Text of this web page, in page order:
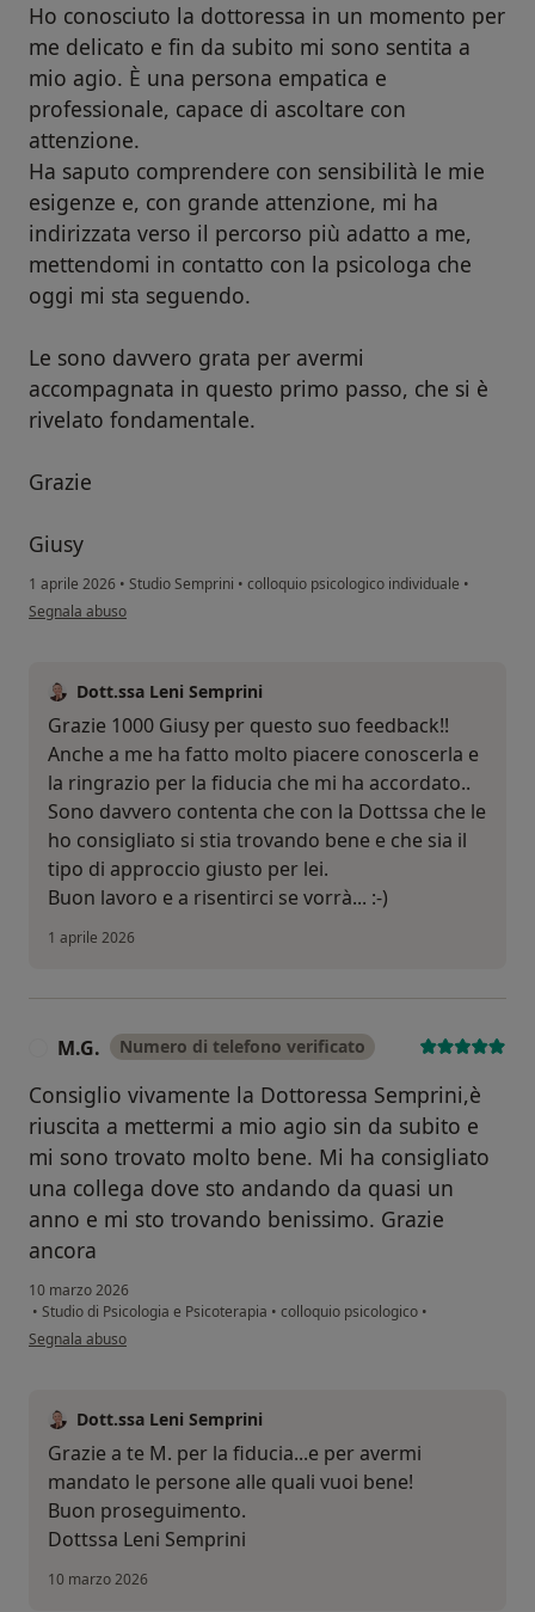
Ho conosciuto la dottoressa in un momento per
me delicato e fin da subito mi sono sentita a
mio agio. È una persona empatica e
professionale, capace di ascoltare con
attenzione.
Ha saputo comprendere con sensibilità le mie
esigenze e, con grande attenzione, mi ha
indirizzata verso il percorso più adatto a me,
mettendomi in contatto con la psicologa che
oggi mi sta seguendo.
Le sono davvero grata per avermi
accompagnata in questo primo passo, che si è
rivelato fondamentale.
Grazie
Giusy
1 aprile 2026 • Studio Semprini • colloquio psicologico individuale •
secondo l'opinione dell'utente Giusy
Segnala abuso
Dott.ssa Leni Semprini
Grazie 1000 Giusy per questo suo feedback!!
Anche a me ha fatto molto piacere conoscerla e
la ringrazio per la fiducia che mi ha accordato..
Sono davvero contenta che con la Dottssa che le
ho consigliato si stia trovando bene e che sia il
tipo di approccio giusto per lei.
Buon lavoro e a risentirci se vorrà... :-)
1 aprile 2026
M.G. Numero di telefono verificato
Consiglio vivamente la Dottoressa Semprini,è
riuscita a mettermi a mio agio sin da subito e
mi sono trovato molto bene. Mi ha consigliato
una collega dove sto andando da quasi un
anno e mi sto trovando benissimo. Grazie
ancora
10 marzo 2026
• Studio di Psicologia e Psicoterapia • colloquio psicologico •
secondo l'opinione dell'utente M.G.
Segnala abuso
Dott.ssa Leni Semprini
Grazie a te M. per la fiducia...e per avermi
mandato le persone alle quali vuoi bene!
Buon proseguimento.
Dottssa Leni Semprini
10 marzo 2026